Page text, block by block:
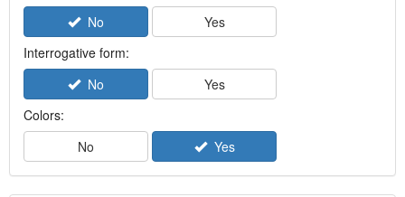
No
Yes
Interrogative form:
No
Yes
Colors:
No
Yes